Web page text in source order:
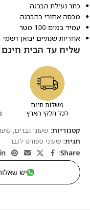
כתר נעילת הברגה
מכסה אחורי בהברגה
עמיד במים 100 מטר
אחריות שנתיים יבואן רשמי
שליח עד הבית חינם
משלוח חינם
לכל חלקי הארץ
קטגוריות: שעוני גברים,
תגית: שעוני ספורט לגבר
Share:
יש